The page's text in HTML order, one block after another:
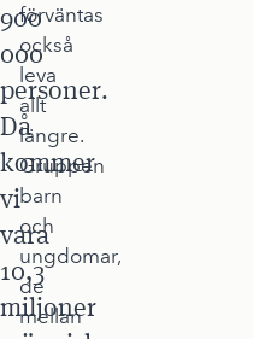
900
000
personer.
Då
kommer
vi
vara
10,3
miljoner
förväntas
också
leva
allt
längre.
Gruppen
barn
och
ungdomar,
de
mellan